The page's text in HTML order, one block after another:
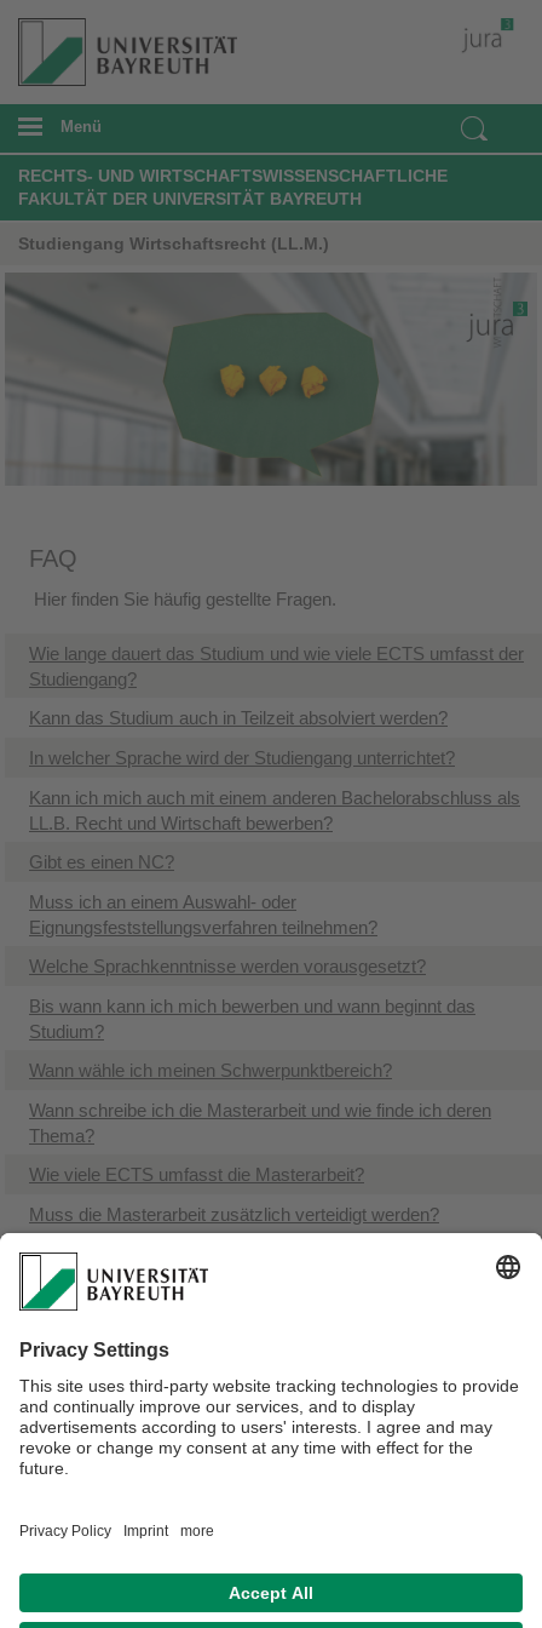
Menü
RECHTS- UND WIRTSCHAFTSWISSENSCHAFTLICHE
FAKULTÄT DER UNIVERSITÄT BAYREUTH
Studiengang Wirtschaftsrecht (LL.M.)
FAQ
Hier finden Sie häufig gestellte Fragen.
Wie lange dauert das Studium und wie viele ECTS umfasst der
Studiengang?
Kann das Studium auch in Teilzeit absolviert werden?
In welcher Sprache wird der Studiengang unterrichtet?
​Kann ich mich auch mit einem anderen Bachelorabschluss als
LL.B. Recht und Wirtschaft bewerben?
Gibt es einen NC?
Muss ich an einem Auswahl- oder
Eignungsfeststellungsverfahren teilnehmen?
Welche Sprachkenntnisse werden vorausgesetzt?
Bis wann kann ich mich bewerben und wann beginnt das
Studium?
Wann wähle ich meinen Schwerpunktbereich?
​Wann schreibe ich die Masterarbeit und wie finde ich deren
Thema?
Wie viele ECTS umfasst die Masterarbeit?
Muss die Masterarbeit zusätzlich verteidigt werden?
Welche beruflichen Perspektiven eröffnet der LL.M.
Wirtschaftsrecht?
absolvieren?
Fallen Studiengebühren an?
​An wen kann ich mich bei Fragen zur Bewerbung oder zum
Studienverlauf wenden?
Verantwortlich für die Redaktion: